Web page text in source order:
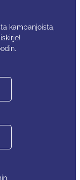
kampanjoista,